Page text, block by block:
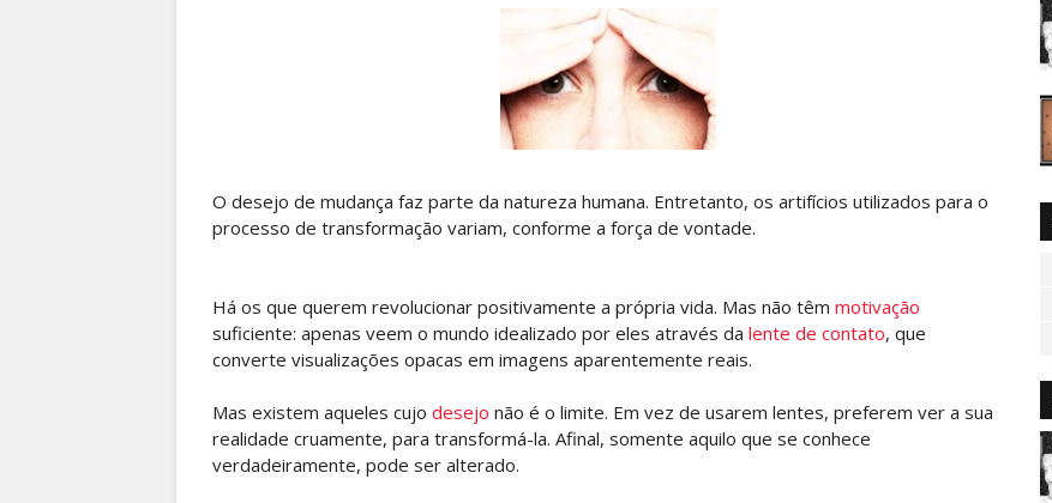
O desejo de mudança faz parte da natureza humana. Entretanto, os artifícios utilizados para o
processo de transformação variam, conforme a força de vontade.
Há os que querem revolucionar positivamente a própria vida. Mas não têm motivação
suficiente: apenas veem o mundo idealizado por eles através da lente de contato, que
converte visualizações opacas em imagens aparentemente reais.
Mas existem aqueles cujo desejo não é o limite. Em vez de usarem lentes, preferem ver a sua
realidade cruamente, para transformá-la. Afinal, somente aquilo que se conhece
verdadeiramente, pode ser alterado.